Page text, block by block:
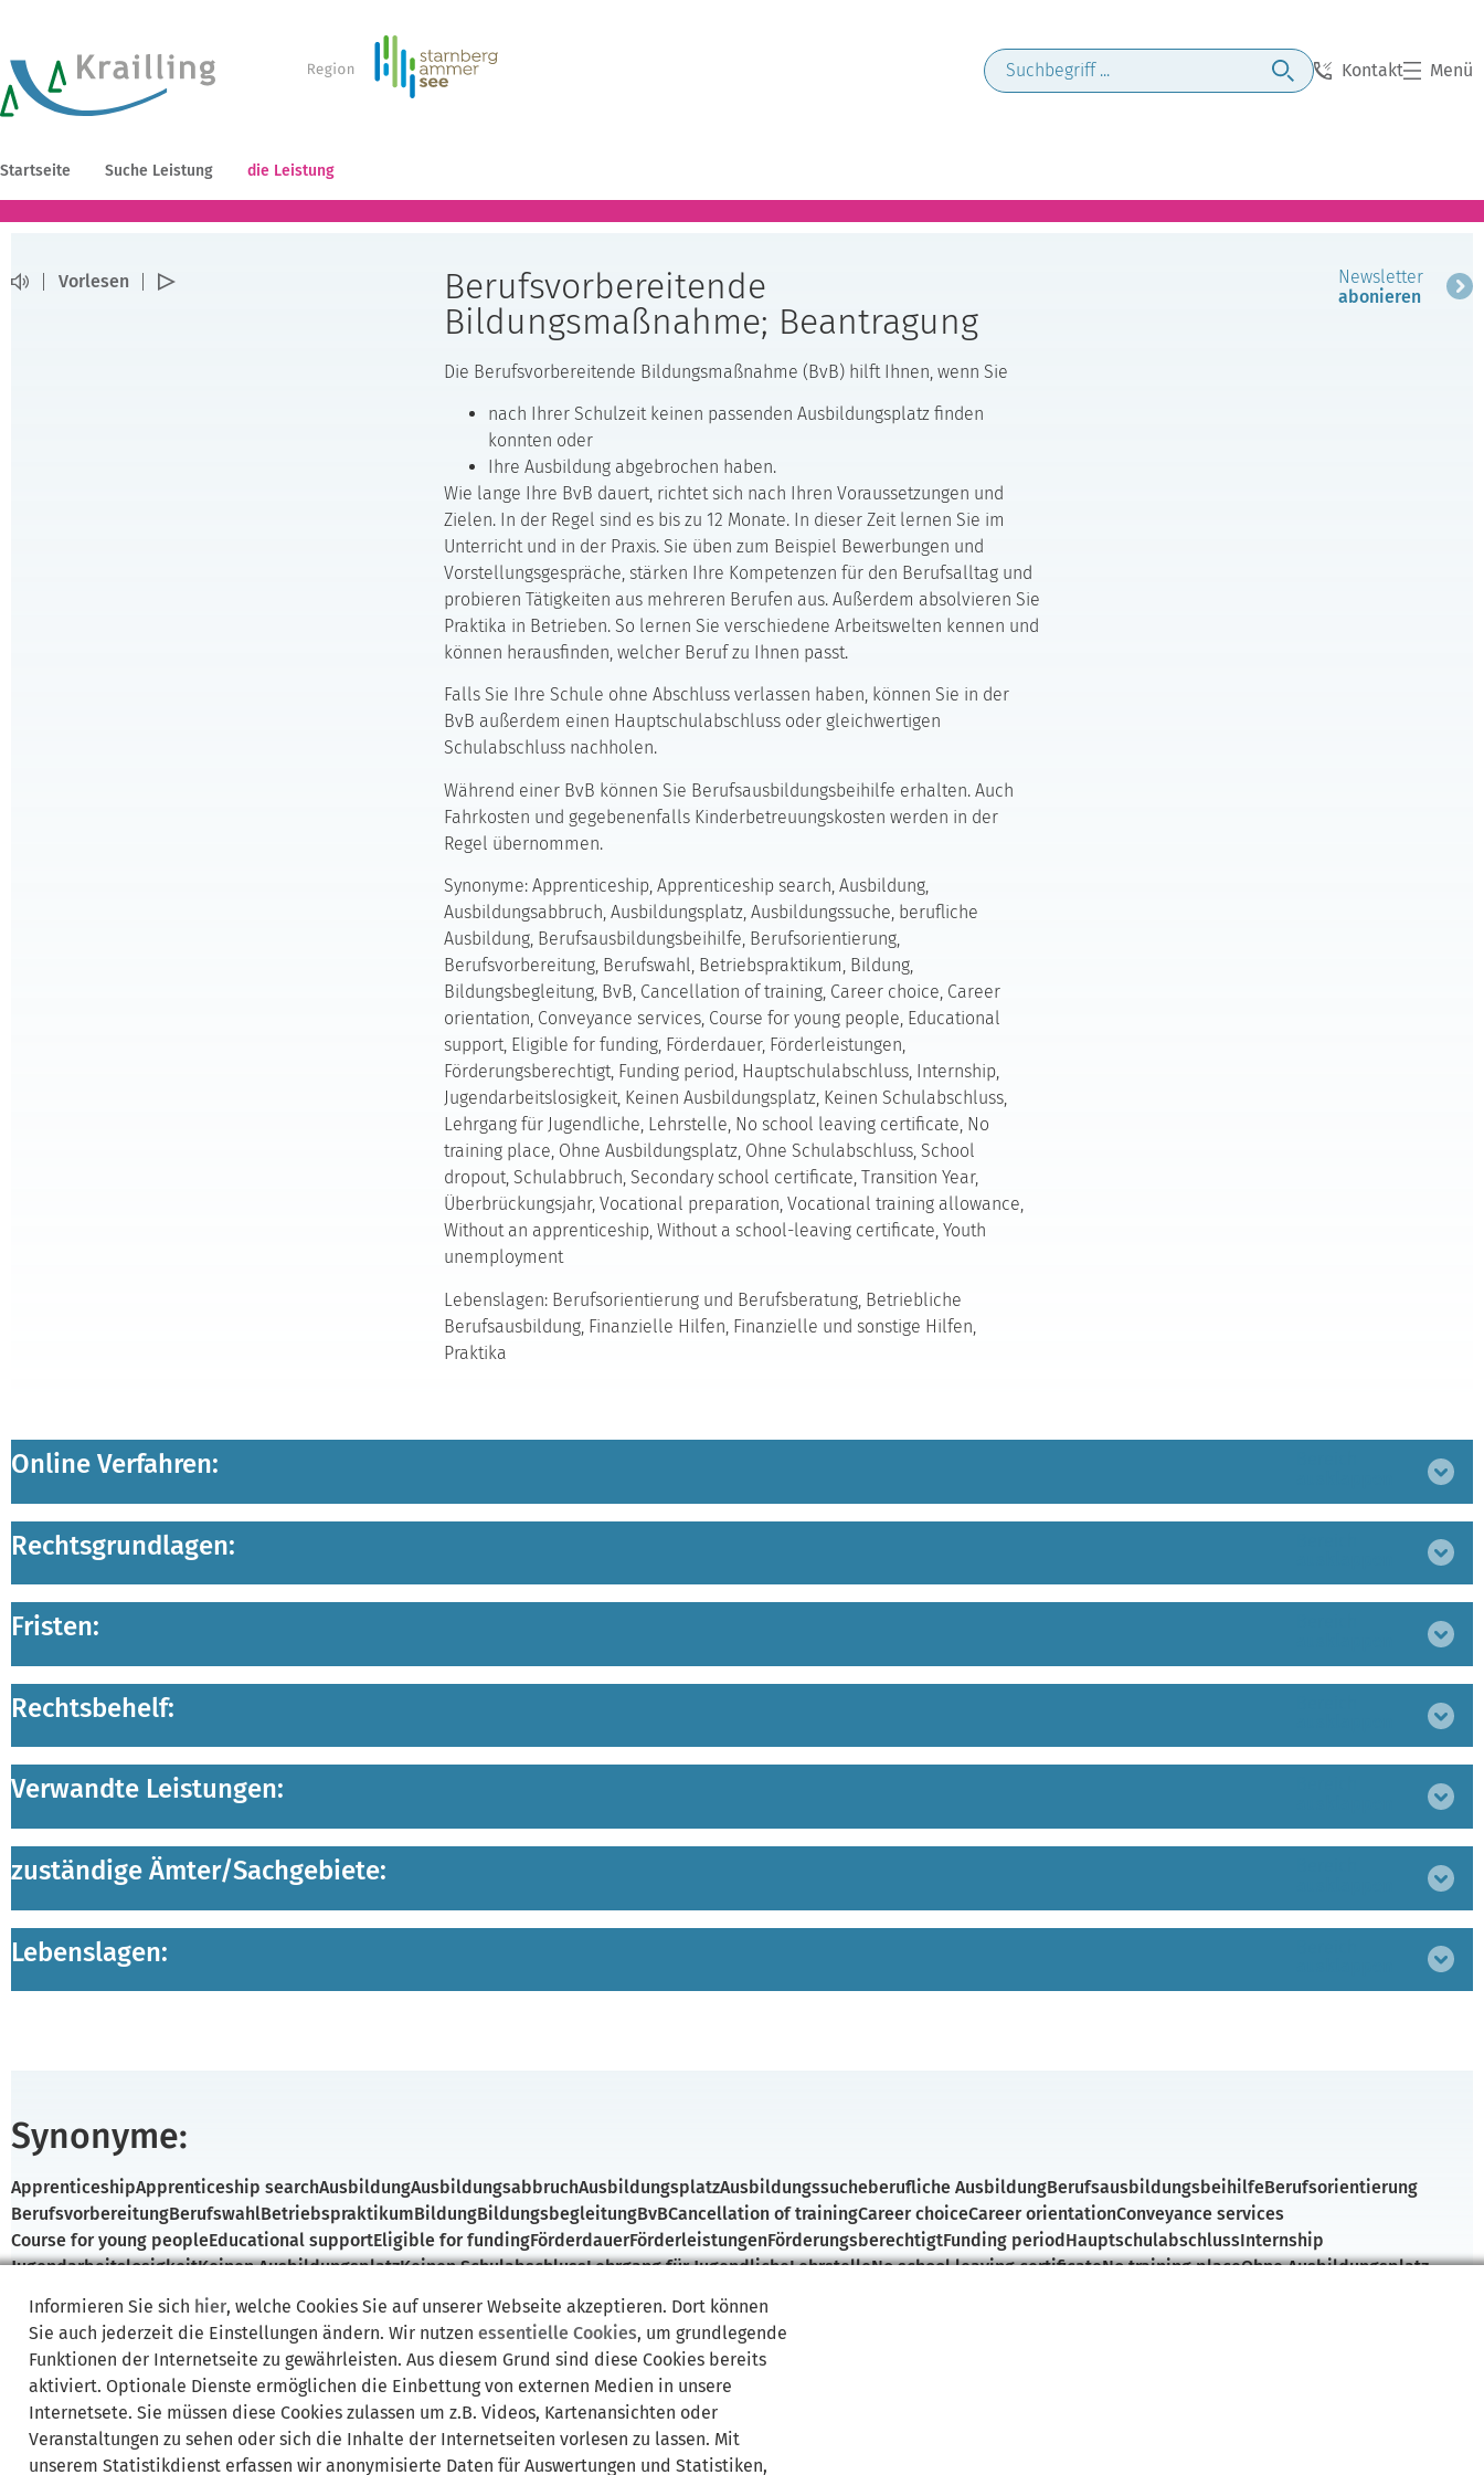
Kontakt Menü
Startseite Suche Leistung die Leistung
Vorlesen
Berufsvorbereitende
Bildungsmaßnahme; Beantragung
Die Berufsvorbereitende Bildungsmaßnahme (BvB) hilft Ihnen, wenn Sie
nach Ihrer Schulzeit keinen passenden Ausbildungsplatz finden
konnten oder
Ihre Ausbildung abgebrochen haben.
Wie lange Ihre BvB dauert, richtet sich nach Ihren Voraussetzungen und
Zielen. In der Regel sind es bis zu 12 Monate. In dieser Zeit lernen Sie im
Unterricht und in der Praxis. Sie üben zum Beispiel Bewerbungen und
Vorstellungsgespräche, stärken Ihre Kompetenzen für den Berufsalltag und
probieren Tätigkeiten aus mehreren Berufen aus. Außerdem absolvieren Sie
Praktika in Betrieben. So lernen Sie verschiedene Arbeitswelten kennen und
können herausfinden, welcher Beruf zu Ihnen passt.
Falls Sie Ihre Schule ohne Abschluss verlassen haben, können Sie in der
BvB außerdem einen Hauptschulabschluss oder gleichwertigen
Schulabschluss nachholen.
Während einer BvB können Sie Berufsausbildungsbeihilfe erhalten. Auch
Fahrkosten und gegebenenfalls Kinderbetreuungskosten werden in der
Regel übernommen.
Synonyme: Apprenticeship, Apprenticeship search, Ausbildung,
Ausbildungsabbruch, Ausbildungsplatz, Ausbildungssuche, berufliche
Ausbildung, Berufsausbildungsbeihilfe, Berufsorientierung,
Berufsvorbereitung, Berufswahl, Betriebspraktikum, Bildung,
Bildungsbegleitung, BvB, Cancellation of training, Career choice, Career
orientation, Conveyance services, Course for young people, Educational
support, Eligible for funding, Förderdauer, Förderleistungen,
Förderungsberechtigt, Funding period, Hauptschulabschluss, Internship,
Jugendarbeitslosigkeit, Keinen Ausbildungsplatz, Keinen Schulabschluss,
Lehrgang für Jugendliche, Lehrstelle, No school leaving certificate, No
training place, Ohne Ausbildungsplatz, Ohne Schulabschluss, School
dropout, Schulabbruch, Secondary school certificate, Transition Year,
Überbrückungsjahr, Vocational preparation, Vocational training allowance,
Without an apprenticeship, Without a school-leaving certificate, Youth
unemployment
Lebenslagen: Berufsorientierung und Berufsberatung, Betriebliche
Berufsausbildung, Finanzielle Hilfen, Finanzielle und sonstige Hilfen,
Praktika
Newsletter
abonieren
Online Verfahren:
Rechtsgrundlagen:
Fristen:
Rechtsbehelf:
Verwandte Leistungen:
zuständige Ämter/Sachgebiete:
Lebenslagen:
Synonyme:
ApprenticeshipApprenticeship searchAusbildungAusbildungsabbruchAusbildungsplatzAusbildungssucheberufliche AusbildungBerufsausbildungsbeihilfeBerufsorientierung
BerufsvorbereitungBerufswahlBetriebspraktikumBildungBildungsbegleitungBvBCancellation of trainingCareer choiceCareer orientationConveyance services
Course for young peopleEducational supportEligible for fundingFörderdauerFörderleistungenFörderungsberechtigtFunding periodHauptschulabschlussInternship
JugendarbeitslosigkeitKeinen AusbildungsplatzKeinen SchulabschlussLehrgang für JugendlicheLehrstelleNo school leaving certificateNo training placeOhne Ausbildungsplatz
Ohne Schulabschluss School dropout SchulabbruchSecondary school certificate Transition Year
Without an apprenticeshipWithout a school-leaving certificateYouth unemployment
Informieren Sie sich hier, welche Cookies Sie auf unserer Webseite akzeptieren. Dort können
Sie auch jederzeit die Einstellungen ändern. Wir nutzen essentielle Cookies, um grundlegende
Funktionen der Internetseite zu gewährleisten. Aus diesem Grund sind diese Cookies bereits
aktiviert. Optionale Dienste ermöglichen die Einbettung von externen Medien in unsere
Internetsete. Sie müssen diese Cookies zulassen um z.B. Videos, Kartenansichten oder
Veranstaltungen zu sehen oder sich die Inhalte der Internetseiten vorlesen zu lassen. Mit
unserem Statistikdienst erfassen wir anonymisierte Daten für Auswertungen und Statistiken,